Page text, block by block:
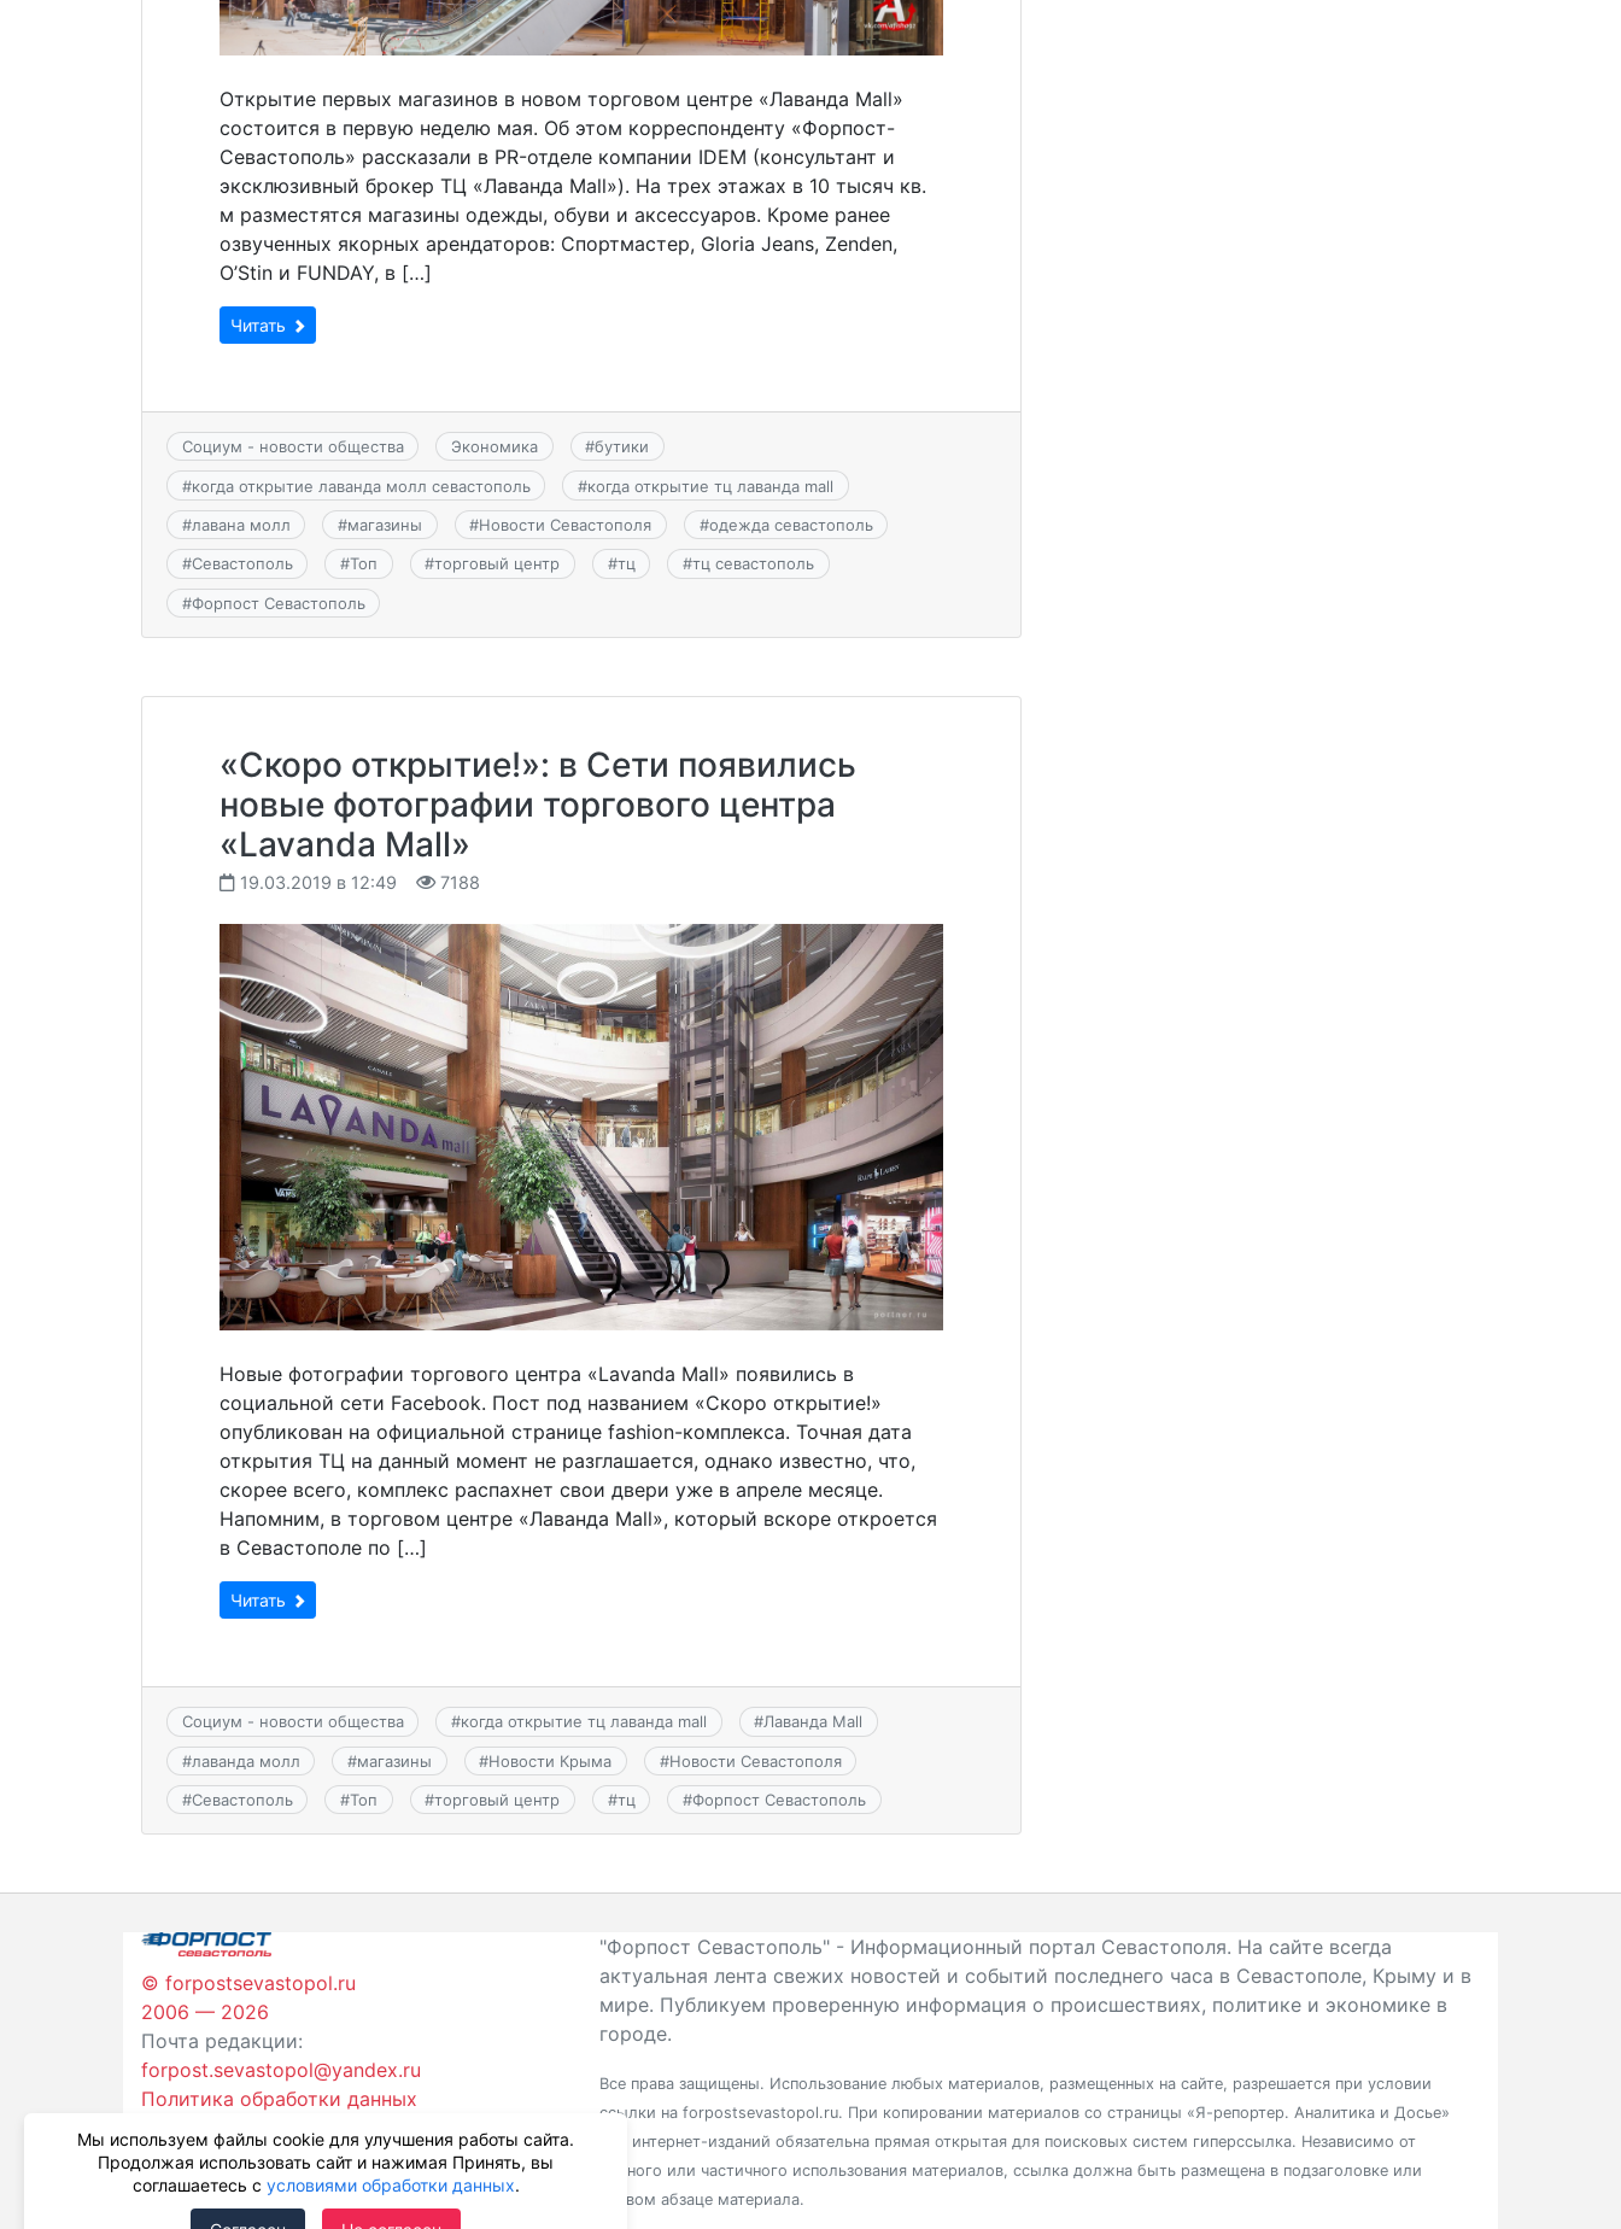
Открытие первых магазинов в новом торговом центре «Лаванда Mall»
состоится в первую неделю мая. Об этом корреспонденту «Форпост-
Севастополь» рассказали в PR-отделе компании IDEM (консультант и
эксклюзивный брокер ТЦ «Лаванда Mall»). На трех этажах в 10 тысяч кв.
м разместятся магазины одежды, обуви и аксессуаров. Кроме ранее
озвученных якорных арендаторов: Спортмастер, Gloria Jeans, Zenden,
O’Stin и FUNDAY, в […]
Читать
Социум - новости общества Экономика #бутики
#когда открытие лаванда молл севастополь #когда открытие тц лаванда mall
#лавана молл #магазины #Новости Севастополя #одежда севастополь
#Севастополь #Топ #торговый центр #тц #тц севастополь
#Форпост Севастополь
«Скоро открытие!»: в Сети появились
новые фотографии торгового центра
«Lavanda Mall»
19.03.2019 в 12:49 7188
Новые фотографии торгового центра «Lavanda Mall» появились в
социальной сети Facebook. Пост под названием «Скоро открытие!»
опубликован на официальной странице fashion-комплекса. Точная дата
открытия ТЦ на данный момент не разглашается, однако известно, что,
скорее всего, комплекс распахнет свои двери уже в апреле месяце.
Напомним, в торговом центре «Лаванда Mall», который вскоре откроется
в Севастополе по […]
Читать
Социум - новости общества #когда открытие тц лаванда mall #Лаванда Mall
#лаванда молл #магазины #Новости Крыма #Новости Севастополя
#Севастополь #Топ #торговый центр #тц #Форпост Севастополь
© forpostsevastopol.ru
2006 — 2026
Почта редакции:
forpost.sevastopol@yandex.ru
Политика обработки данных
"Форпост Севастополь" - Информационный портал Севастополя. На сайте всегда
актуальная лента свежих новостей и событий последнего часа в Севастополе, Крыму и в
мире. Публикуем проверенную информация о происшествиях, политике и экономике в
городе.
Все права защищены. Использование любых материалов, размещенных на сайте, разрешается при условии
ссылки на forpostsevastopol.ru. При копировании материалов со страницы «Я-репортер. Аналитика и Досье»
для интернет-изданий обязательна прямая открытая для поисковых систем гиперссылка. Независимо от
полного или частичного использования материалов, ссылка должна быть размещена в подзаголовке или
первом абзаце материала.
Мы используем файлы cookie для улучшения работы сайта.
Продолжая использовать сайт и нажимая Принять, вы
соглашаетесь с условиями обработки данных.